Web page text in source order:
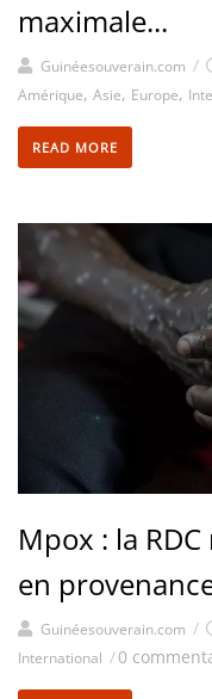
maximale...
Guinéesouverain.com /
Amérique, Asie, Europe,
READ MORE
Mpox : la
en
Guinéesouverain.com /
International /0